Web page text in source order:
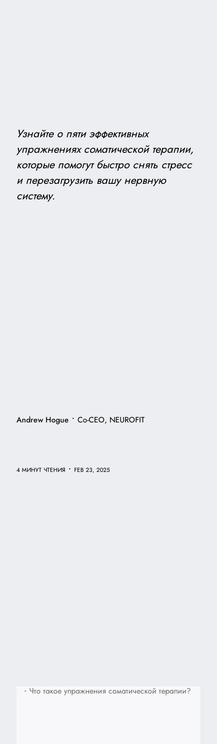
Узнайте о пяти эффективных
упражнениях соматической терапии,
которые помогут быстро снять стресс
и перезагрузить вашу нервную
систему.
Andrew Hogue • Co-CEO, NEUROFIT
4 МИНУТ ЧТЕНИЯ • FEB 23, 2025
• Что такое упражнения соматической терапии?